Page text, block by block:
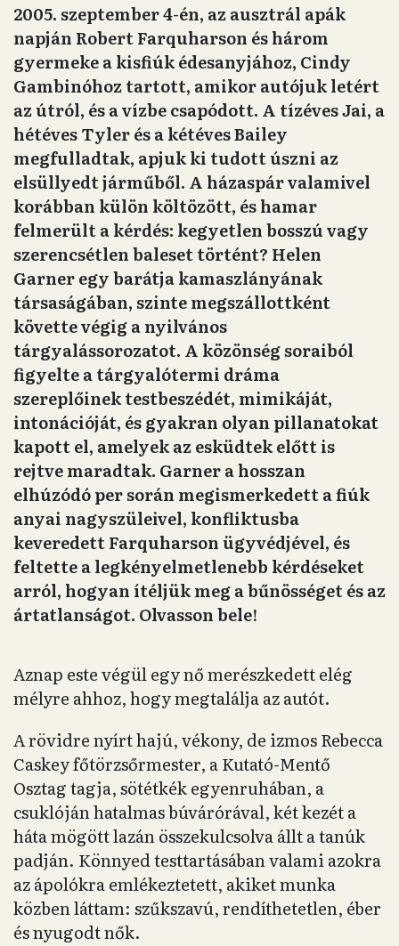
2005. szeptember 4-én, az ausztrál apák
napján Robert Farquharson és három
gyermeke a kisfiúk édesanyjához, Cindy
Gambinóhoz tartott, amikor autójuk letért
az útról, és a vízbe csapódott. A tízéves Jai, a
hétéves Tyler és a kétéves Bailey
megfulladtak, apjuk ki tudott úszni az
elsüllyedt járműből. A házaspár valamivel
korábban külön költözött, és hamar
felmerült a kérdés: kegyetlen bosszú vagy
szerencsétlen baleset történt? Helen
Garner egy barátja kamaszlányának
társaságában, szinte megszállottként
követte végig a nyilvános
tárgyalássorozatot. A közönség soraiból
figyelte a tárgyalótermi dráma
szereplőinek testbeszédét, mimikáját,
intonációját, és gyakran olyan pillanatokat
kapott el, amelyek az esküdtek előtt is
rejtve maradtak. Garner a hosszan
elhúzódó per során megismerkedett a fiúk
anyai nagyszüleivel, konfliktusba
keveredett Farquharson ügyvédjével, és
feltette a legkényelmetlenebb kérdéseket
arról, hogyan ítéljük meg a bűnösséget és az
ártatlanságot. Olvasson bele!
Aznap este végül egy nő merészkedett elég
mélyre ahhoz, hogy megtalálja az autót.
A rövidre nyírt hajú, vékony, de izmos Rebecca
Caskey főtörzsőrmester, a Kutató-Mentő
Osztag tagja, sötétkék egyenruhában, a
csuklóján hatalmas búvárórával, két kezét a
háta mögött lazán összekulcsolva állt a tanúk
padján. Könnyed testtartásában valami azokra
az ápolókra emlékeztetett, akiket munka
közben láttam: szűkszavú, rendíthetetlen, éber
és nyugodt nők.